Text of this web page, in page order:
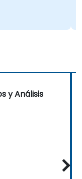
y Análisis